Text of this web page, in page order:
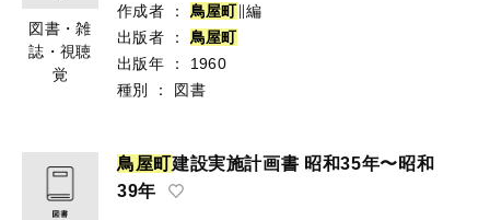
図書・雑
誌・視聴
覚
作成者 ： 鳥屋町∥編
出版者
： 鳥屋町
出版年
：
1960
種別
： 図書
鳥屋町建設実施計画書 昭和35年〜昭和
39年